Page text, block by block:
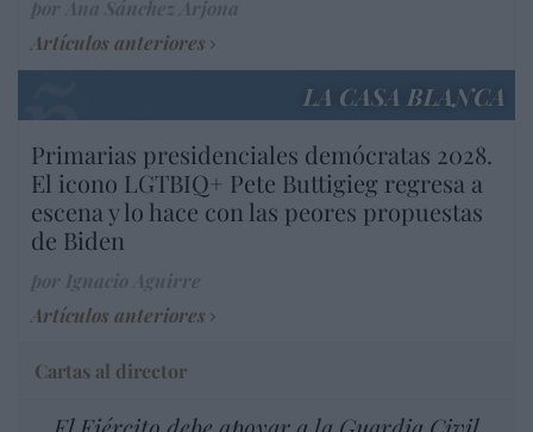
Artículos anteriores
LA CASA BLANCA
Primarias presidenciales demócratas 2028.
El icono LGTBIQ+ Pete Buttigieg regresa a
escena y lo hace con las peores propuestas
de Biden
Artículos anteriores
Cartas al director